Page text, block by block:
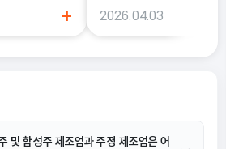
를 정확히 이해
우에 어떤 방
+
서 비슷해 보이는 항목으로
2026.04.03
및 합성주 제조업과 주정 제조업은 어